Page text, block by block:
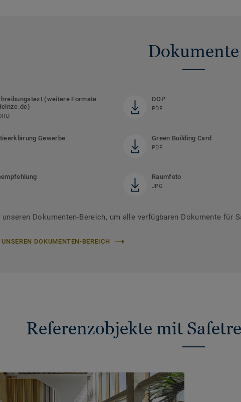
Dokumente
(weitere Formate
DOP
PDF
Gewerbe Green Building Card
PDF
Raumfoto
JPG
unseren Dokumenten-Bereich, um alle verfügbaren Dokumente für
DOKUMENTEN-BEREICH
Referenzobjekte mit